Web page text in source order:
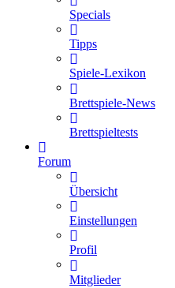
Specials
Tipps
Spiele-Lexikon
Brettspiele-News
Brettspieltests
Forum
Übersicht
Einstellungen
Profil
Mitglieder